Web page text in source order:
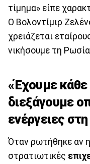
τίμημα» είπε
Ο Βολοντίμιρ
χρειάζεται
νικήσουμε τη
«Έχουμε κάθε
διεξάγουμε
ενέργειες
Όταν ρωτήθηκε αν η
στρατιωτικές